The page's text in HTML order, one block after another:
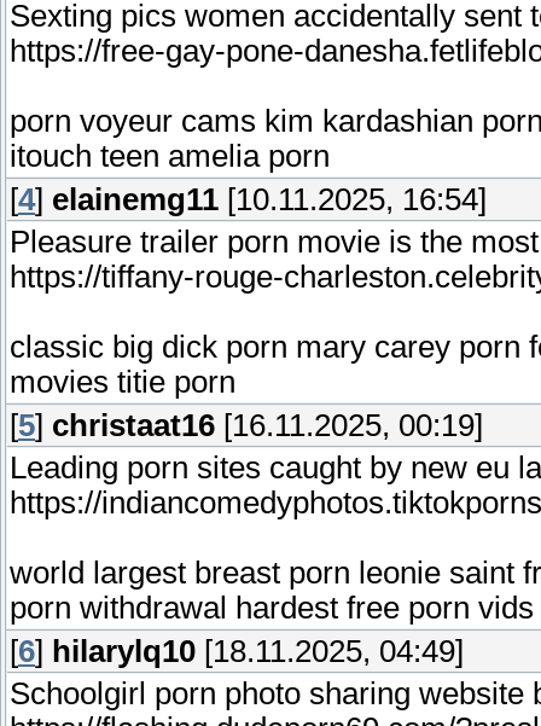
Sexting pics women accidentally sent
https://free-gay-pone-
porn voyeur cams kim kardashian
itouch teen amelia porn
[4] elainemg11 [10.11.2025, 16:54]
Pleasure trailer porn movie is the
https://tiffany-rouge-
classic big dick porn mary carey porn
movies titie porn
[5] christaat16 [16.11.2025, 00:19]
Leading porn sites caught by new eu
https://
world largest breast porn leonie saint
porn withdrawal hardest free porn vids
[6] hilarylq10 [18.11.2025, 04:49]
Schoolgirl porn photo sharing website